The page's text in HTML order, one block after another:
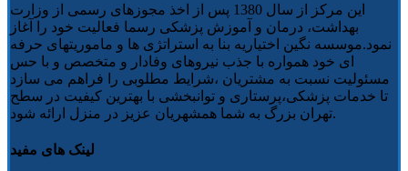
این مرکز از سال 1380 پس از اخذ مجوزهای رسمی از وزارت
بهداشت، درمان و آموزش پزشکی رسما فعالیت خود را آغاز
نمود.موسسه نگین اختیاریه بنا به استراتژی ها و ماموریتهای حرفه
ای خود همواره با جذب نیروهای وفادار و متخصص و با حس
مسئولیت نسبت به مشتریان ،شرایط مطلوبی را فراهم می سازد
تا خدمات پزشکی،پرستاری و توانبخشی با بهترین کیفیت در سطح
تهران بزرگ به شما همشهریان عزیز در منزل ارائه شود.
لینک های مفید